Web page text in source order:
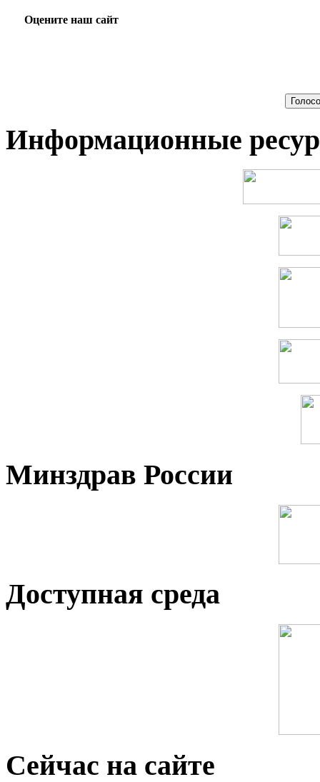
Оцените наш сайт
Информационные
Минздрав России
Доступная среда
Сейчас на сайте